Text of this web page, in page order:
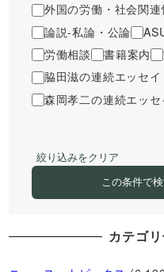
外国の労働・社会関連
論説-私論・公論
労働相談
書籍案内
脇田滋の連続エッセイ
森岡孝二の連続エッセ
絞り込みをクリア
この条件で
カテゴ